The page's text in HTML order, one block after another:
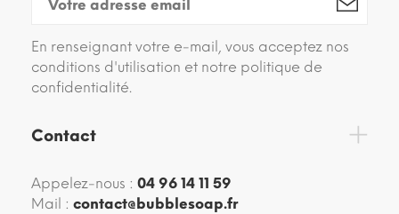
En renseignant votre e-mail, vous acceptez nos
conditions d'utilisation et notre politique de
confidentialité.
Contact
Appelez-nous : 04 96 14 11 59
Mail : contact@bubblesoap.fr